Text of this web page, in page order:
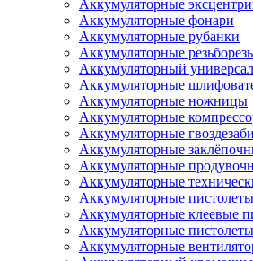
Аккумуляторные
Аккумуляторные фонари
Аккумуляторные рубанки
Аккумуляторные
Аккумуляторный
Аккумуляторные
Аккумуляторные ножницы
Аккумуляторные
Аккумуляторные
Аккумуляторные
Аккумуляторные
Аккумуляторные
Аккумуляторные
Аккумуляторные клеевые
Аккумуляторные
Аккумуляторные